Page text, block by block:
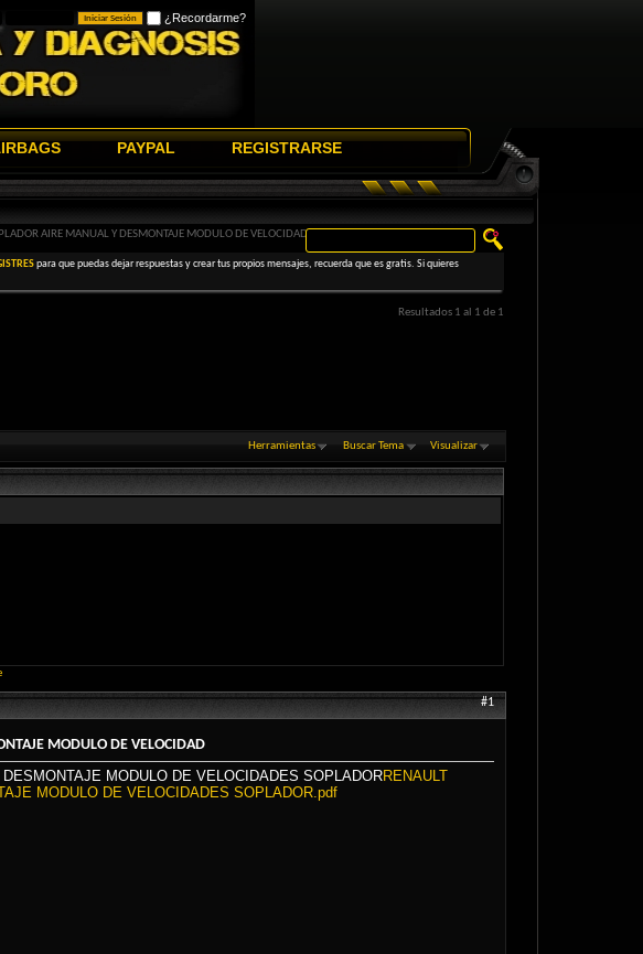
¿Recordarme?
PAYPAL REGISTRARSE
AIRE MANUAL Y DESMONTAJE MODULO DE VELOCIDAD
para que puedas dejar respuestas y crear tus propios mensajes, recuerda que es gratis. Si quieres
Resultados 1 al 1 de 1
Herramientas Buscar Tema Visualizar
#1
MODULO DE VELOCIDAD
MODULO DE VELOCIDADES SOPLADORRENAULT
MODULO DE VELOCIDADES SOPLADOR.pdf